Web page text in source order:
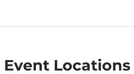
Event Locations